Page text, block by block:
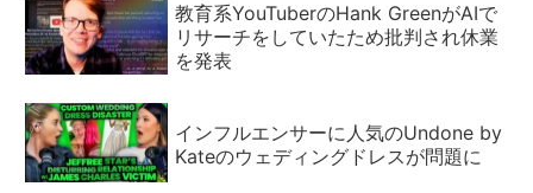
教育系YouTuberのHank GreenがAIで
リサーチをしていたため批判され休業
を発表
インフルエンサーに人気のUndone by
Kateのウェディングドレスが問題に